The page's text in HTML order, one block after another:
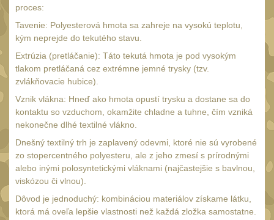
NOŽE A MULTITOOLY
s čepeľou do 7 cm 15
s čepeľou 8-9 cm56
s čepeľou 10-11 cm
s čepeľou 12-14 cm16
s čepeľou 15-16 cm11
s čepeľou od 17 cm12
Zatváracie nože60
S pevnou čepeľou
Motýlikové nože 9
proces:
Tavenie: Polyesterová hmota sa zahreje na vysokú teplotu,
kým neprejde do tekutého stavu.
Extrúzia (pretláčanie): Táto tekutá hmota je pod vysokým
tlakom pretláčaná cez extrémne jemné trysky (tzv.
zvlákňovacie hubice).
Vznik vlákna: Hneď ako hmota opustí trysku a dostane sa do
kontaktu so vzduchom, okamžite chladne a tuhne, čím vzniká
nekonečne dlhé textilné vlákno.
Dnešný textilný trh je zaplavený odevmi, ktoré nie sú vyrobené
zo stopercentného polyesteru, ale z jeho zmesí s prírodnými
alebo inými polosyntetickými vláknami (najčastejšie s bavlnou,
viskózou či vlnou).
Dôvod je jednoduchý: kombináciou materiálov získame látku,
ktorá má oveľa lepšie vlastnosti než každá zložka samostatne.